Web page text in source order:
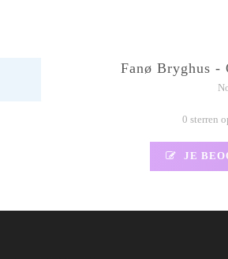
Fanø Bryghus -
0 sterren
JE